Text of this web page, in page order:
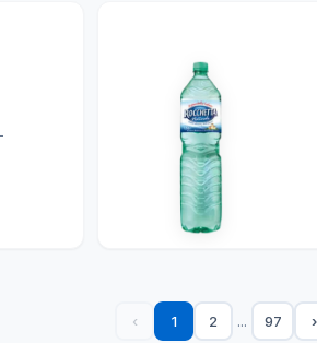
‹ 1 2 ... 97 ›